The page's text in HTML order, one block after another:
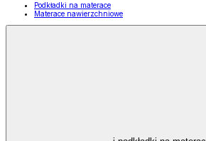
Podkładki na materace
Materace nawierzchniowe